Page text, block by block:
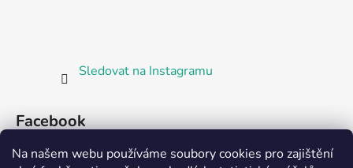
Na našem webu používáme soubory cookies pro zajištění
Sledovat na Instagramu
Facebook